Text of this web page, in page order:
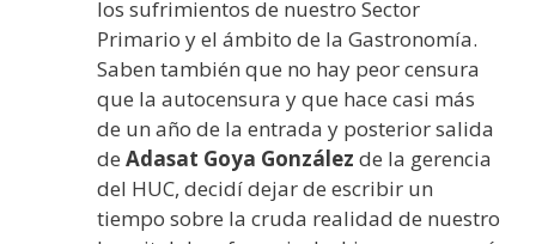
los sufrimientos de nuestro Sector
Primario y el ámbito de la Gastronomía.
Saben también que no hay peor censura
que la autocensura y que hace casi más
de un año de la entrada y posterior salida
de Adasat Goya González de la gerencia
del HUC, decidí dejar de escribir un
tiempo sobre la cruda realidad de nuestro